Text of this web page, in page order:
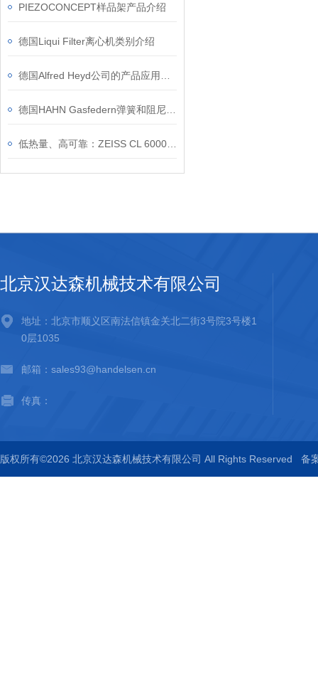
PIEZOCONCEPT样品架产品介绍
德国Liqui Filter离心机类别介绍
北京汉达森机械技术有限公司
地址：北京市顺义区南法信镇金关北二街3号院3号楼1
0层1035
邮箱：sales93@handelsen.cn
传真：
版权所有©2026 北京汉达森机械技术有限公司 All Rights Reserved 备